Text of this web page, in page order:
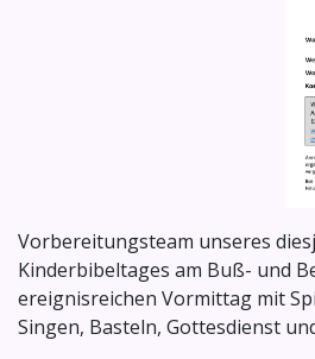
Vorbereitungsteam unseres
Kinderbibeltages am Buß- und
ereignisreichen Vormittag mit
Singen, Basteln, Gottesdienst